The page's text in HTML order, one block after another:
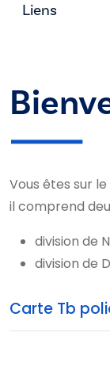
Liens
Vous êtes sur
il comprend
division de
division de
Carte Tb